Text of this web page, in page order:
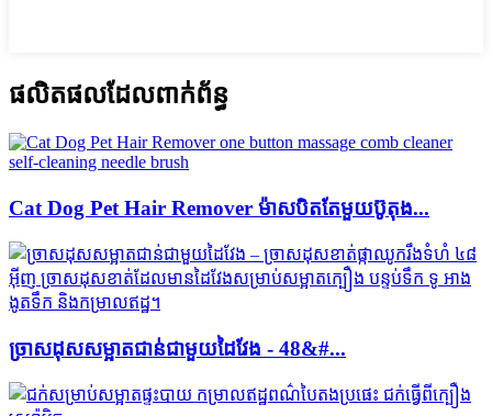
ផលិតផលដែលពាក់ព័ន្ធ
Cat Dog Pet Hair Remover ម៉ាសបិតតែមួយប៊ូតុង...
ច្រាស​ដុស​សម្អាត​ជាន់​ជាមួយ​ដៃ​វែង - 48&#...